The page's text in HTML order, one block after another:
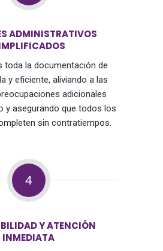
ADMINISTRATIVOS
toda la documentación de
y eficiente, aliviando a las
adicionales
y asegurando que todos los
sin contratiempos.
4
Y ATENCIÓN
INMEDIATA